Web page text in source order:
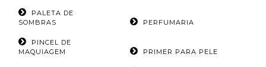
PALETA DE
SOMBRAS
PERFUMARIA
PINCEL DE
MAQUIAGEM
PRIMER PARA PELE